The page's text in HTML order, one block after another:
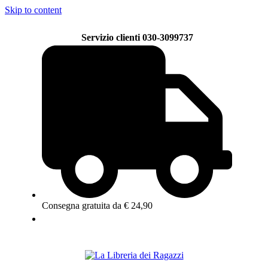
Skip to content
Servizio clienti 030-3099737
Consegna gratuita da € 24,90